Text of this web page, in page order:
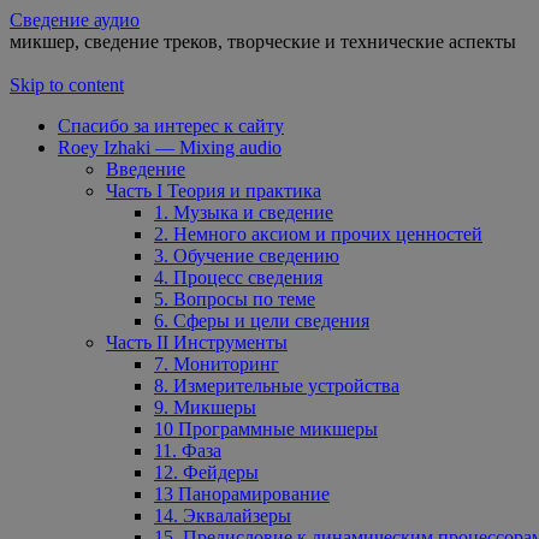
Сведение аудио
микшер, сведение треков, творческие и технические аспекты
Skip to content
Спасибо за интерес к сайту
Roey Izhaki — Mixing audio
Введение
Часть I Теория и практика
1. Музыка и сведение
2. Немного аксиом и прочих ценностей
3. Обучение сведению
4. Процесс сведения
5. Вопросы по теме
6. Сферы и цели сведения
Часть II Инструменты
7. Мониторинг
8. Измерительные устройства
9. Микшеры
10 Программные микшеры
11. Фаза
12. Фейдеры
13 Панорамирование
14. Эквалайзеры